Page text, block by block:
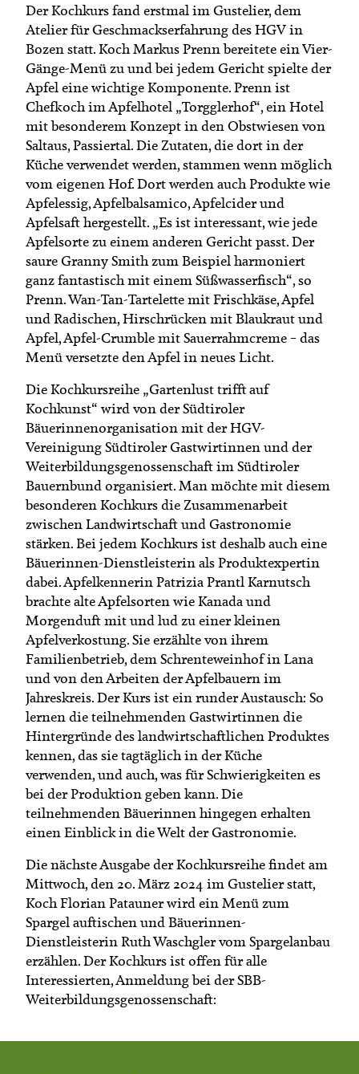
Der Kochkurs fand erstmal im Gustelier, dem
Atelier für Geschmackserfahrung des HGV in
Bozen statt. Koch Markus Prenn bereitete ein Vier-
Gänge-Menü zu und bei jedem Gericht spielte der
Apfel eine wichtige Komponente. Prenn ist
Chefkoch im Apfelhotel „Torgglerhof“, ein Hotel
mit besonderem Konzept in den Obstwiesen von
Saltaus, Passiertal. Die Zutaten, die dort in der
Küche verwendet werden, stammen wenn möglich
vom eigenen Hof. Dort werden auch Produkte wie
Apfelessig, Apfelbalsamico, Apfelcider und
Apfelsaft hergestellt. „Es ist interessant, wie jede
Apfelsorte zu einem anderen Gericht passt. Der
saure Granny Smith zum Beispiel harmoniert
ganz fantastisch mit einem Süßwasserfisch“, so
Prenn. Wan-Tan-Tartelette mit Frischkäse, Apfel
und Radischen, Hirschrücken mit Blaukraut und
Apfel, Apfel-Crumble mit Sauerrahmcreme – das
Menü versetzte den Apfel in neues Licht.
Die Kochkursreihe „Gartenlust trifft auf
Kochkunst“ wird von der Südtiroler
Bäuerinnenorganisation mit der HGV-
Vereinigung Südtiroler Gastwirtinnen und der
Weiterbildungsgenossenschaft im Südtiroler
Bauernbund organisiert. Man möchte mit diesem
besonderen Kochkurs die Zusammenarbeit
zwischen Landwirtschaft und Gastronomie
stärken. Bei jedem Kochkurs ist deshalb auch eine
Bäuerinnen-Dienstleisterin als Produktexpertin
dabei. Apfelkennerin Patrizia Prantl Karnutsch
brachte alte Apfelsorten wie Kanada und
Morgenduft mit und lud zu einer kleinen
Apfelverkostung. Sie erzählte von ihrem
Familienbetrieb, dem Schrenteweinhof in Lana
und von den Arbeiten der Apfelbauern im
Jahreskreis. Der Kurs ist ein runder Austausch: So
lernen die teilnehmenden Gastwirtinnen die
Hintergründe des landwirtschaftlichen Produktes
kennen, das sie tagtäglich in der Küche
verwenden, und auch, was für Schwierigkeiten es
bei der Produktion geben kann. Die
teilnehmenden Bäuerinnen hingegen erhalten
einen Einblick in die Welt der Gastronomie.
Die nächste Ausgabe der Kochkursreihe findet am
Mittwoch, den 20. März 2024 im Gustelier statt,
Koch Florian Patauner wird ein Menü zum
Spargel auftischen und Bäuerinnen-
Dienstleisterin Ruth Waschgler vom Spargelanbau
erzählen. Der Kochkurs ist offen für alle
Interessierten, Anmeldung bei der SBB-
Weiterbildungsgenossenschaft: